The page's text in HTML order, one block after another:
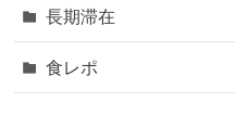
長期滞在
食レポ